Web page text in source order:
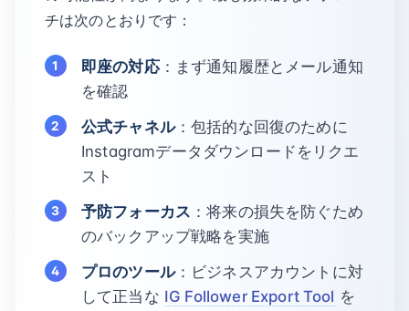
チは次のとおりです：
即座の対応：まず通知履歴とメール通知
を確認
公式チャネル：包括的な回復のために
Instagramデータダウンロードをリクエ
スト
予防フォーカス ：将来の損失を防ぐため
のバックアップ戦略を実施
プロのツール：ビジネスアカウントに対
して正当な IG Follower Export Tool を